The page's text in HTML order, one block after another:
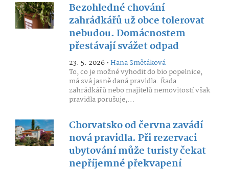
Bezohledné chování
zahrádkářů už obce tolerovat
nebudou. Domácnostem
přestávají svážet odpad
23. 5. 2026 •Hana Smětáková
To, co je možné vyhodit do bio popelnice,
má svá jasně daná pravidla. Řada
zahrádkářů nebo majitelů nemovitostí však
pravidla porušuje,...
Chorvatsko od června zavádí
nová pravidla. Při rezervaci
ubytování může turisty čekat
nepříjemné překvapení